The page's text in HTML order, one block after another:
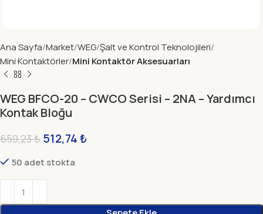
Ana Sayfa Market WEG Şalt ve Kontrol Teknolojileri
Mini Kontaktörler Mini Kontaktör Aksesuarları
WEG BFCO-20 – CWCO Serisi – 2NA – Yardımcı
Kontak Bloğu
659,23₺ 512,74₺
50 adet stokta